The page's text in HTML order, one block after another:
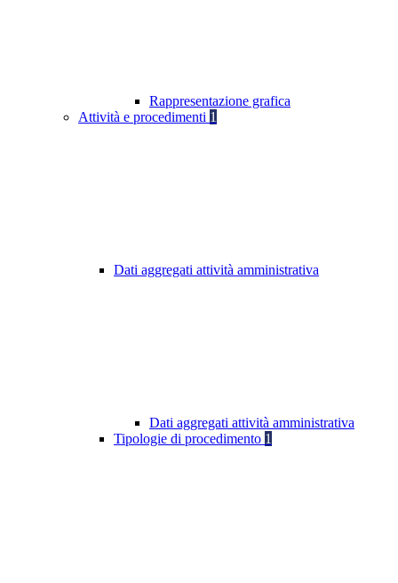
Rappresentazione grafica
Attività e procedimenti 1
Dati aggregati attività amministrativa
Dati aggregati attività amministrativa
Tipologie di procedimento 1